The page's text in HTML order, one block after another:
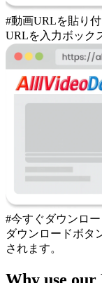
#動画URLを貼り
URLを入力ボック
#今すぐダウンロー
ダウンロードボタ
されます。
Why use our